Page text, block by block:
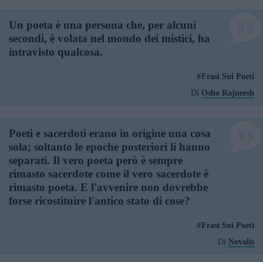
Un poeta è una persona che, per alcuni
secondi, è volata nel mondo dei mistici, ha
intravisto qualcosa.
Frasi Sui Poeti
Di Osho Rajneesh
Poeti e sacerdoti erano in origine una cosa
sola; soltanto le epoche posteriori li hanno
separati. Il vero poeta però è sempre
rimasto sacerdote come il vero sacerdote è
rimasto poeta. E l'avvenire non dovrebbe
forse ricostituire l'antico stato di cose?
Frasi Sui Poeti
Di Novalis